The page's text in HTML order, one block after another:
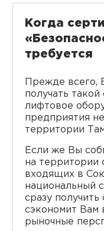
Когда
требуется
Прежде всего,
получать
лифтовое
предприятия
территории
Если же Вы
на территории
входящих в
национальный
сразу
сэкономит Вам
рыночные